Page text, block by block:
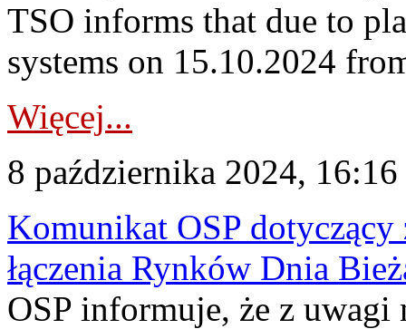
TSO informs that due to
systems on 15.10.2024
Więcej...
8 października 2024, 16:16
Komunikat OSP dotyczący
łączenia Rynków Dnia
OSP informuje, że z uwagi